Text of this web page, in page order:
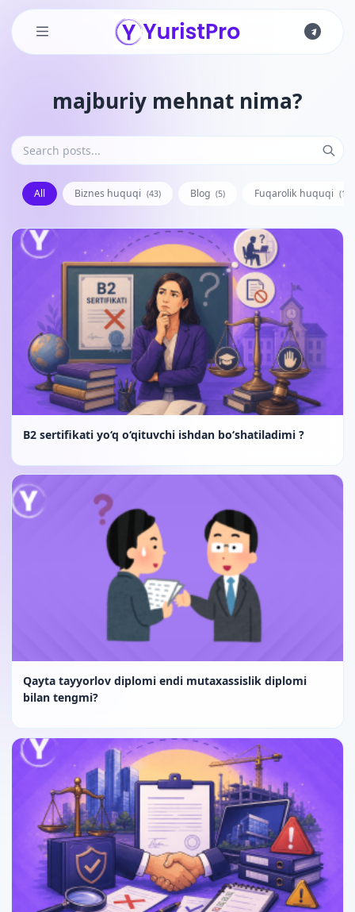
majburiy mehnat nima?
All Biznes huquqi (43) Blog (5) Fuqarolik huquqi
B2 sertifikati yo‘q o‘qituvchi ishdan bo‘shatiladimi ?
Qayta tayyorlov diplomi endi mutaxassislik diplomi
bilan tengmi?